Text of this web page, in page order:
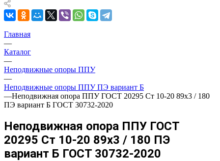
Главная
—
Каталог
—
Неподвижные опоры ППУ
—
Неподвижные опоры ППУ ПЭ вариант Б
—Неподвижная опора ППУ ГОСТ 20295 Ст 10-20 89x3 / 180
ПЭ вариант Б ГОСТ 30732-2020
Неподвижная опора ППУ ГОСТ
20295 Ст 10-20 89x3 / 180 ПЭ
вариант Б ГОСТ 30732-2020